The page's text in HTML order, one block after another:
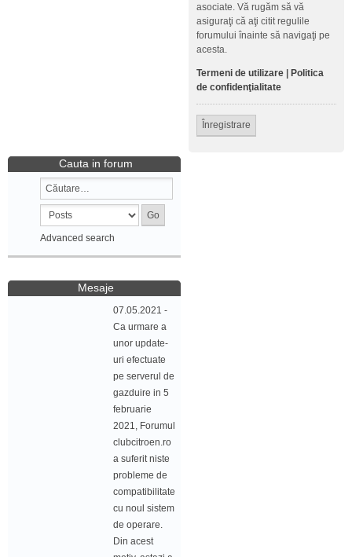
asociate. Vă rugăm să vă
asiguraţi că aţi citit regulile
forumului înainte să navigaţi pe
acesta.
Termeni de utilizare
Politica
de confidenţialitate
Înregistrare
Cauta in forum
Advanced search
Mesaje
07.05.2021 -
Ca urmare a
unor update-
uri efectuate
pe serverul de
gazduire in 5
februarie
2021, Forumul
clubcitroen.ro
a suferit niste
probleme de
compatibilitate
cu noul sistem
de operare.
Din acest